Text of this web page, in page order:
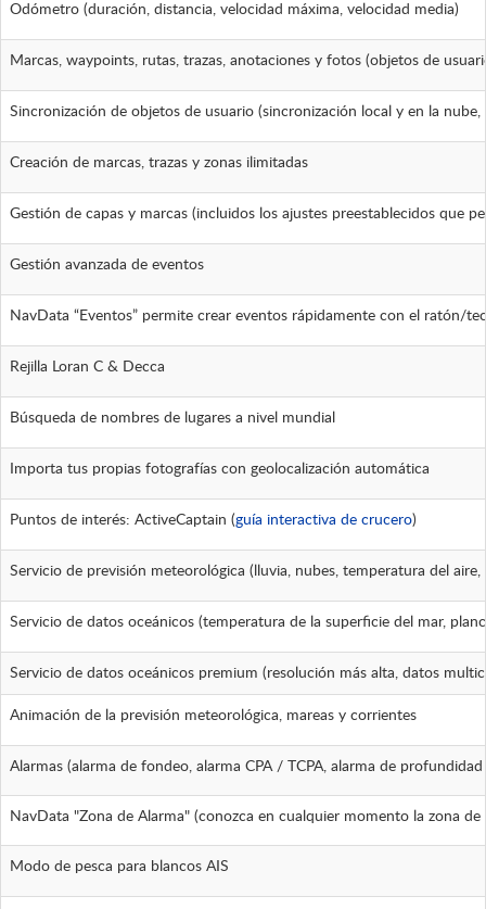
Odómetro (duración, distancia, velocidad máxima, velocidad media)
Marcas, waypoints, rutas, trazas, anotaciones y fotos (objetos de
Sincronización de objetos de usuario (sincronización local y en la
Creación de marcas, trazas y zonas ilimitadas
Gestión de capas y marcas (incluidos los ajustes preestablecidos que
Gestión avanzada de eventos
NavData “Eventos” permite crear eventos rápidamente con el ratón/
Rejilla Loran C & Decca
Búsqueda de nombres de lugares a nivel mundial
Importa tus propias fotografías con geolocalización automática
Puntos de interés: ActiveCaptain (guía interactiva de crucero)
Servicio de previsión meteorológica (lluvia, nubes, temperatura del
Servicio de datos oceánicos (temperatura de la superficie del mar,
Servicio de datos oceánicos premium (resolución más alta, datos
Animación de la previsión meteorológica, mareas y corrientes
Alarmas (alarma de fondeo, alarma CPA / TCPA, alarma de profundidad
NavData "Zona de Alarma" (conozca en cualquier momento la zona de
Modo de pesca para blancos AIS